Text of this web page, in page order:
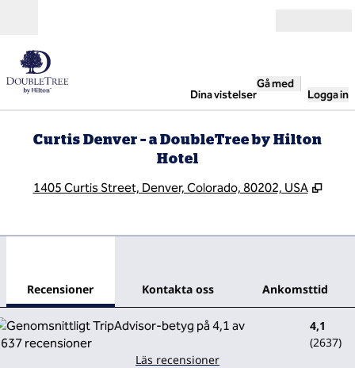
Dina vistelser
Gå med
Logga in
Curtis Denver – a DoubleTree by Hilton
Hotel
1405 Curtis Street, Denver, Colorado, 80202, USA ,
Recensioner Kontakta oss Ankomsttid
4,1
(2637)
Läs recensioner